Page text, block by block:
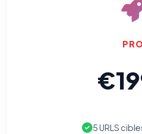
PRO
5 URLS